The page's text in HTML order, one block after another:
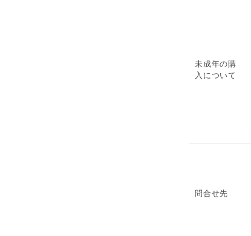
未成年の購
入について
問合せ先